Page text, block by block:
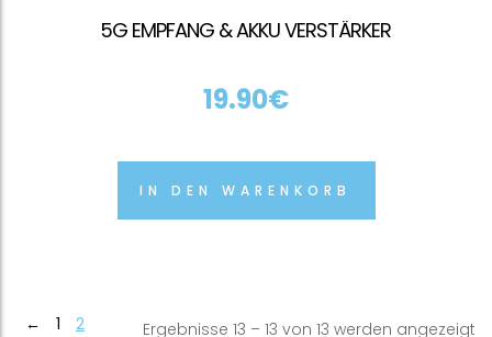
5G EMPFANG & AKKU VERSTÄRKER
19.90€
IN DEN WARENKORB
← 1 2 Ergebnisse 13 – 13 von 13 werden angezeigt